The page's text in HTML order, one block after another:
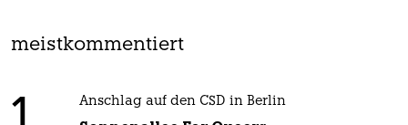
meistkommentiert
Anschlag auf den CSD in Berlin